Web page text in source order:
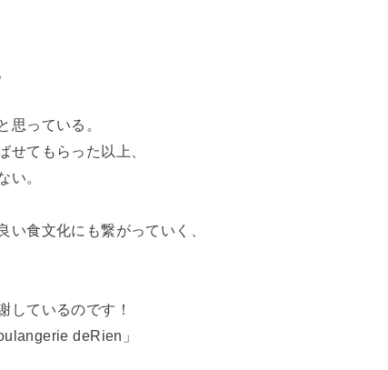
思っている。
せてもらった以上、
い。
い食文化にも繋がっていく、
しているのです！
deRien」